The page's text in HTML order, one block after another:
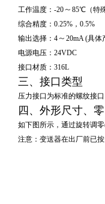
工作温度：-20 ～ 85℃ （
综合精度：0.25%，0.5%
输出选择：4 ～ 20mA (具体
电源电压：24VDC
接口材质：316L
三、接口类型
压力接口为标准的螺纹接
四、外形尺寸、
如下图所示，通过旋转调
注意：变送器在出厂前已